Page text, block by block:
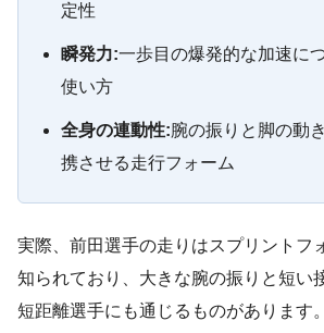
定性
瞬発力:一歩目の爆発的な加速に
使い方
全身の連動性:腕の振りと脚の動
携させる走行フォーム
実際、前田選手の走りはスプリントフ
知られており、大きな腕の振りと短い
短距離選手にも通じるものがあります